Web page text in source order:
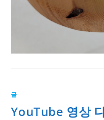
글
YouTube 영상